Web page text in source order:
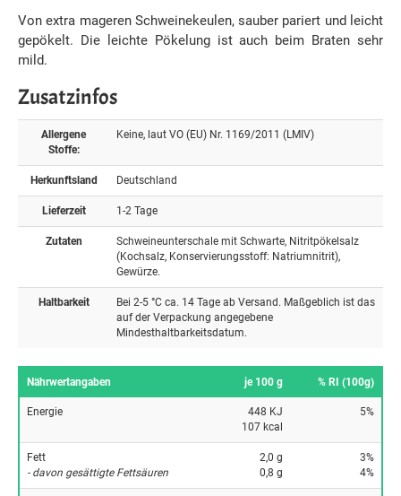
Von extra mageren Schweinekeulen, sauber pariert und leicht
gepökelt. Die leichte Pökelung ist auch beim Braten sehr
mild.
Zusatzinfos
Allergene
Stoffe:
Keine, laut VO (EU) Nr. 1169/2011 (LMIV)
Herkunftsland Deutschland
Lieferzeit 1-2 Tage
Zutaten
Schweineunterschale mit Schwarte, Nitritpökelsalz
(Kochsalz, Konservierungsstoff: Natriumnitrit),
Gewürze.
Haltbarkeit
Bei 2-5 °C ca. 14 Tage ab Versand. Maßgeblich ist das
auf der Verpackung angegebene
Mindesthaltbarkeitsdatum.
Nährwertangaben je 100 g % RI (100g)
Energie
448 KJ
107 kcal
5%
Fett
- davon gesättigte Fettsäuren
2,0 g
0,8 g
3%
4%